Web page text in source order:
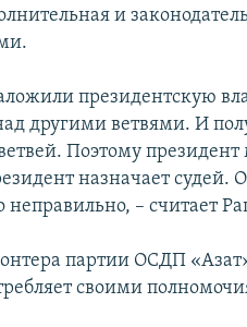
и
президентскую
другими ветвями. И
Поэтому
назначает
неправильно, – считает
партии ОСДП
своими